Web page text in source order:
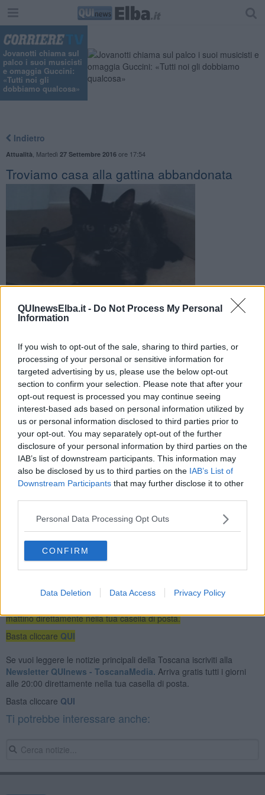
QUInewsElba.it - Do Not Process My Personal
Information
If you wish to opt-out of the sale, sharing to third parties, or
processing of your personal or sensitive information for
targeted advertising by us, please use the below opt-out
section to confirm your selection. Please note that after your
opt-out request is processed you may continue seeing
interest-based ads based on personal information utilized by
us or personal information disclosed to third parties prior to
your opt-out. You may separately opt-out of the further
disclosure of your personal information by third parties on the
IAB’s list of downstream participants. This information may
also be disclosed by us to third parties on the IAB’s List of
Downstream Participants that may further disclose it to other
Personal Data Processing Opt Outs
CONFIRM
Data Deletion Data Access Privacy Policy
Jovanotti chiama sul
palco i suoi musicisti
e omaggia Guccini:
«Tutti noi gli
dobbiamo qualcosa»
Indietro
Attualità Martedì 27 Settembre 2016ore 17:54
Troviamo casa alla gattina abbandonata
​L'associazione Animal Project chiede aiuto per trovare
in casa
PORTOFERRAIO —
"All'inizio era impaurita dall'uomo e per questo
non è mai stata scelta da nessuno - commentano - adesso però si
è sciolta alle coccole umane e, anzi, non vorrebbe mai stare sola.
Garantiamo noi la sterilizzazione, se qualcuno vuol donare una vita
migliore a questa micia contatti Simona (329-2279296) oppure Lisa
(320-0361475), altrimenti saremo costrette ad inserirla in una
colonia felina, non essendovi nessuna struttura sull'Isola).
Se vuoi leggere le notizie principali dell'isola d'Elba iscriviti alla
mattino direttamente nella tua casella di posta.
Basta cliccare QUI
Se vuoi leggere le notizie principali della Toscana iscriviti alla
Newsletter QUInews - ToscanaMedia. Arriva gratis tutti i giorni
alle 20:00 direttamente nella tua casella di posta.
Basta cliccare QUI
Ti potrebbe interessare anche: